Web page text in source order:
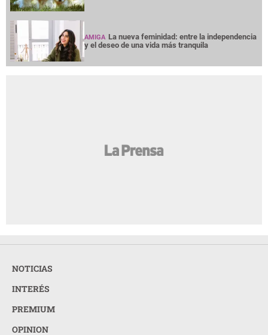
AMIGA La nueva feminidad: entre la independencia
y el deseo de una vida más tranquila
NOTICIAS
INTERÉS
PREMIUM
OPINION